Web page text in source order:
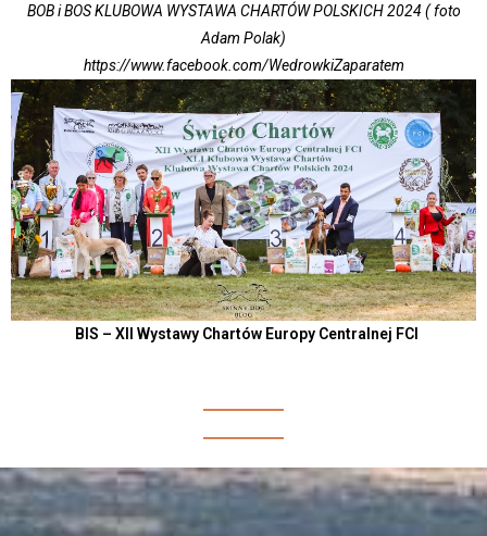
BOB i BOS KLUBOWA WYSTAWA CHARTÓW POLSKICH 2024 ( foto
Adam Polak)
https://www.facebook.com/WedrowkiZaparatem
BIS – XII Wystawy Chartów Europy Centralnej FCI